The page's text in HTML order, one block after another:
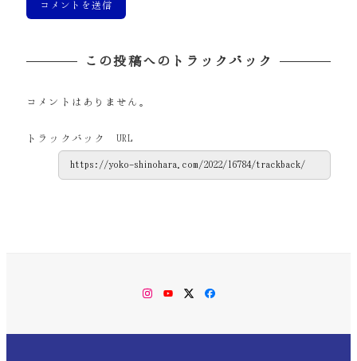
この投稿へのトラックバック
コメントはありません。
トラックバック URL
Instagram
YouTubeTwitterFacebook